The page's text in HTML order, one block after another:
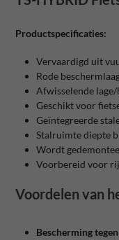
Productspecificaties:
Vervaardigd uit
Rode
Afwisselende
Geschikt voor
Geïntegreerde
Stalruimte diepte
Wordt
Voorbereid voor
Voordelen van
Bescherming